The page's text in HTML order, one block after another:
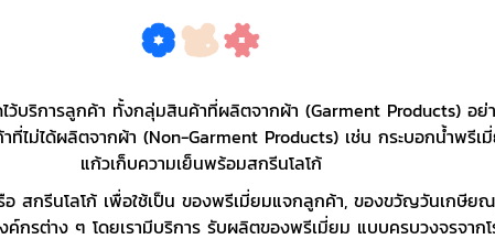
บริการลูกค้า ทั้งกลุ่มสินค้าที่ผลิตจากผ้า (Garment Products) อย่
ม่ได้ผลิตจากผ้า (Non-Garment Products) เช่น กระบอกน้ำพรีเมี่
แก้วเก็บความเย็นพร้อมสกรีนโลโก้
สกรีนโลโก้ เพื่อใช้เป็น ของพรีเมี่ยมแจกลูกค้า, ของขวัญวันเกษี
ค์กรต่าง ๆ โดยเรามีบริการ รับผลิตของพรีเมี่ยม แบบครบวงจรจาก